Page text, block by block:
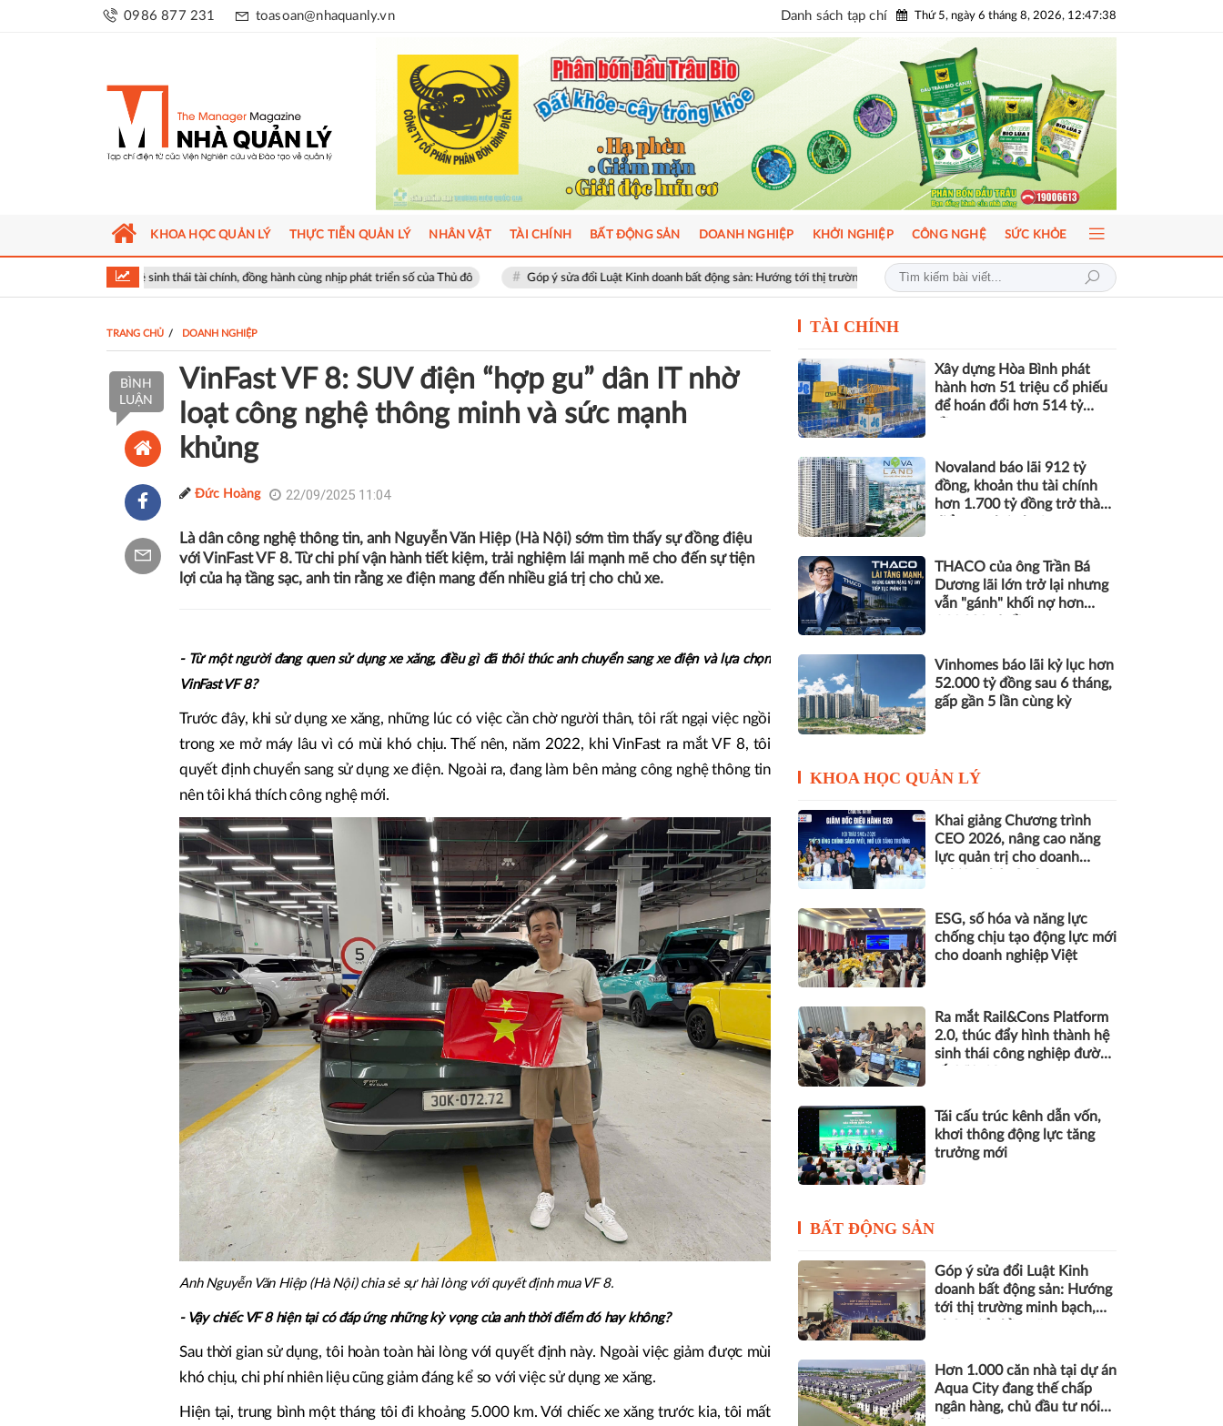
0986 877 231 toasoan@nhaquanly.vn Danh sách tạp chí Thứ 5, ngày 6 tháng 8, 2026, 12:47:40
sinh thái tài chính, đồng hành cùng nhịp phát triển số của Thủ đô Góp ý sửa đổi Luật Kinh doanh bất động sản: Hướng tới thị trường minh bạch, phát triển bền vững Hơn 1.000 căn nhà tại dự án Aqua City đang thế
KHOA HỌC QUẢN LÝ THỰC TIỄN QUẢN LÝ NHÂN VẬT TÀI CHÍNH BẤT ĐỘNG SẢN DOANH NGHIỆP KHỞI NGHIỆP CÔNG NGHỆ SỨC KHỎE
TRANG CHỦ DOANH NGHIỆP
BÌNH
LUẬN
VinFast VF 8: SUV điện “hợp gu” dân IT nhờ
loạt công nghệ thông minh và sức mạnh
khủng
Đức Hoàng 22/09/2025 11:04
Là dân công nghệ thông tin, anh Nguyễn Văn Hiệp (Hà Nội) sớm tìm thấy sự đồng điệu
với VinFast VF 8. Từ chi phí vận hành tiết kiệm, trải nghiệm lái mạnh mẽ cho đến sự tiện
lợi của hạ tầng sạc, anh tin rằng xe điện mang đến nhiều giá trị cho chủ xe.
- Từ một người đang quen sử dụng xe xăng, điều gì đã thôi thúc anh chuyển sang xe điện và lựa chọn
VinFast VF 8?
Trước đây, khi sử dụng xe xăng, những lúc có việc cần chờ người thân, tôi rất ngại việc ngồi
trong xe mở máy lâu vì có mùi khó chịu. Thế nên, năm 2022, khi VinFast ra mắt VF 8, tôi
quyết định chuyển sang sử dụng xe điện. Ngoài ra, đang làm bên mảng công nghệ thông tin
nên tôi khá thích công nghệ mới.
Anh Nguyễn Văn Hiệp (Hà Nội) chia sẻ sự hài lòng với quyết định mua VF 8.
- Vậy chiếc VF 8 hiện tại có đáp ứng những kỳ vọng của anh thời điểm đó hay không?
Sau thời gian sử dụng, tôi hoàn toàn hài lòng với quyết định này. Ngoài việc giảm được mùi
khó chịu, chi phí nhiên liệu cũng giảm đáng kể so với việc sử dụng xe xăng.
Hiện tại, trung bình một tháng tôi đi khoảng 5.000 km. Với chiếc xe xăng trước kia, tôi mất
TÀI CHÍNH
Xây dựng Hòa Bình phát
hành hơn 51 triệu cổ phiếu
để hoán đổi hơn 514 tỷ
Novaland báo lãi 912 tỷ
đồng, khoản thu tài chính
hơn 1.700 tỷ đồng trở thành
THACO của ông Trần Bá
Dương lãi lớn trở lại nhưng
vẫn "gánh" khối nợ hơn
Vinhomes báo lãi kỷ lục hơn
52.000 tỷ đồng sau 6 tháng,
gấp gần 5 lần cùng kỳ
KHOA HỌC QUẢN LÝ
Khai giảng Chương trình
CEO 2026, nâng cao năng
lực quản trị cho doanh
ESG, số hóa và năng lực
chống chịu tạo động lực mới
cho doanh nghiệp Việt
Ra mắt Rail&Cons Platform
2.0, thúc đẩy hình thành hệ
sinh thái công nghiệp đường
Tái cấu trúc kênh dẫn vốn,
khơi thông động lực tăng
trưởng mới
BẤT ĐỘNG SẢN
Góp ý sửa đổi Luật Kinh
doanh bất động sản: Hướng
tới thị trường minh bạch,
Hơn 1.000 căn nhà tại dự án
Aqua City đang thế chấp
ngân hàng, chủ đầu tư nói